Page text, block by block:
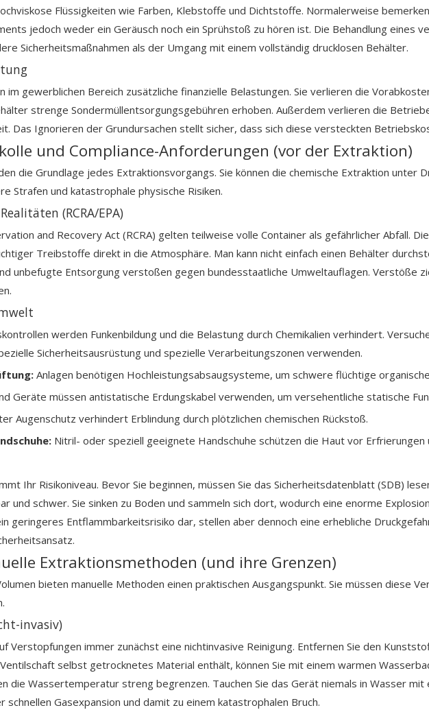
Flüssigkeiten wie Farben, Klebstoffe und Dichtstoffe. Normalerweise
jedoch weder ein Geräusch noch ein Sprühstoß zu hören ist. Die Behandlung eines
Sicherheitsmaßnahmen als der Umgang mit einem vollständig drucklosen Behälter.
im gewerblichen Bereich zusätzliche finanzielle Belastungen. Sie verlieren die
strenge Sondermüllentsorgungsgebühren erhoben. Außerdem verlieren die
Das Ignorieren der Grundursachen stellt sicher, dass sich diese versteckten
und Compliance-Anforderungen (vor der Extraktion)
die Grundlage jedes Extraktionsvorgangs. Sie können die chemische Extraktion unter
Strafen und katastrophale physische Risiken.
(RCRA/EPA)
and Recovery Act (RCRA) gelten teilweise volle Container als gefährlicher Abfall.
Treibstoffe direkt in die Atmosphäre. Man kann nicht einfach einen Behälter
unbefugte Entsorgung verstoßen gegen bundesstaatliche Umweltauflagen. Verstöße
werden Funkenbildung und die Belastung durch Chemikalien verhindert.
Sicherheitsausrüstung und spezielle Verarbeitungszonen verwenden.
Anlagen benötigen Hochleistungsabsaugsysteme, um schwere flüchtige
Geräte müssen antistatische Erdungskabel verwenden, um versehentliche statische
Augenschutz verhindert Erblindung durch plötzlichen chemischen Rückstoß.
Nitril- oder speziell geeignete Handschuhe schützen die Haut vor
Ihr Risikoniveau. Bevor Sie beginnen, müssen Sie das Sicherheitsdatenblatt (SDB)
und schwer. Sie sinken zu Boden und sammeln sich dort, wodurch eine enorme
geringeres Entflammbarkeitsrisiko dar, stellen aber dennoch eine erhebliche
Extraktionsmethoden (und ihre Grenzen)
bieten manuelle Methoden einen praktischen Ausgangspunkt. Sie müssen diese
invasiv)
Verstopfungen immer zunächst eine nichtinvasive Reinigung. Entfernen Sie den
selbst getrocknetes Material enthält, können Sie mit einem warmen
die Wassertemperatur streng begrenzen. Tauchen Sie das Gerät niemals in Wasser
Gasexpansion und damit zu einem katastrophalen Bruch.